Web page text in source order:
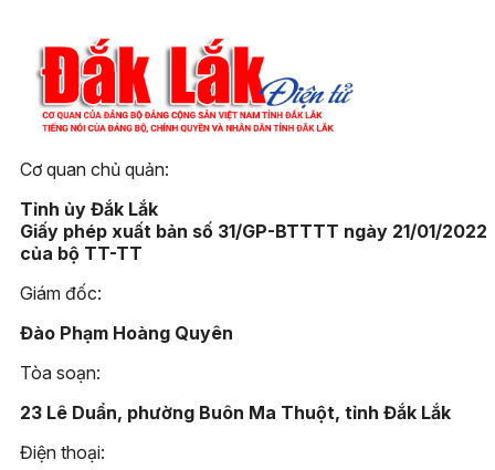
Cơ quan chủ quản:
Tỉnh ủy Đắk Lắk
Giấy phép xuất bản số 31/GP-BTTTT ngày 21/01/2022
của bộ TT-TT
Giám đốc:
Đào Phạm Hoàng Quyên
Tòa soạn:
23 Lê Duẩn, phường Buôn Ma Thuột, tỉnh Đắk Lắk
Điện thoại: